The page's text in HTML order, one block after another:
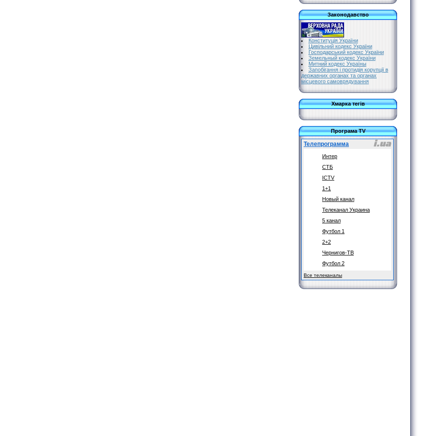
Законодавство
Конституція України
Цивільний кодекс України
Господарський кодекс України
Земельный кодекс України
Митний кодекс Україны
Запобігання і протидія корупції в
державних органах та органах
місцевого самоврядування
Хмарка тегів
Програма TV
Телепрограмма
Интер
СТБ
ICTV
1+1
Новый канал
Телеканал Украина
5 канал
Футбол 1
2+2
Чернигов-ТВ
Футбол 2
Все телеканалы